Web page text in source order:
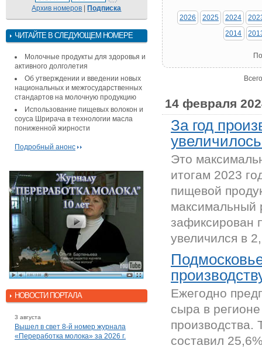
Архив номеров |Подписка
ЧИТАЙТЕ В СЛЕДУЮЩЕМ НОМЕРЕ
Молочные продукты для здоровья и
активного долголетия
Об утверждении и введении новых
национальных и межгосударственных
стандартов на молочную продукцию
Использование пищевых волокон и
соуса Шрирача в технологии масла
пониженной жирности
Подробный анонс
НОВОСТИ ПОРТАЛА
3 августа
Вышел в свет 8-й номер журнала
«Переработка молока» за 2026 г.
2026 2025 2024
2014
14 февраля
За год
Это
итогам 2023
пищевой
максимальный
зафиксирован
увеличился в
Ежегодно
сыра в
производства.
составил